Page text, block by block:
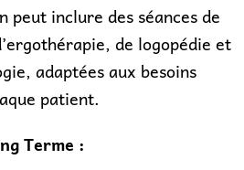
peut inclure des séances de
de logopédie et
adaptées aux besoins
patient.
Terme :